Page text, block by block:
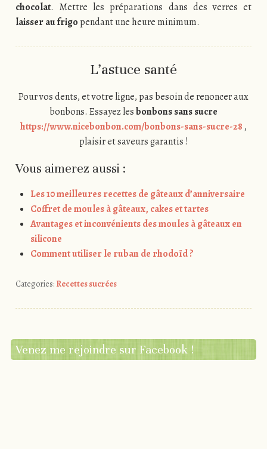
chocolat. Mettre les préparations dans des verres et
laisser au frigo pendant une heure minimum.
L’astuce santé
Pour vos dents, et votre ligne, pas besoin de renoncer aux
bonbons. Essayez lesbonbons sans sucre
https://www.nicebonbon.com/bonbons-sans-sucre-28 ,
plaisir et saveurs garantis !
Vous aimerez aussi :
Les 10 meilleures recettes de gâteaux d’anniversaire
Coffret de moules à gâteaux, cakes et tartes
Avantages et inconvénients des moules à gâteaux en
silicone
Comment utiliser le ruban de rhodoïd ?
Categories: Recettes sucrées
Venez me rejoindre sur Facebook !